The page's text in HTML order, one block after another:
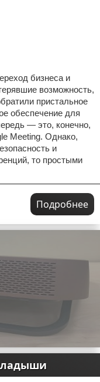
бизнеса и
возможность,
пристальное
обеспечение для
— это, конечно,
Meeting. Однако,
и
то простыми
Подробнее